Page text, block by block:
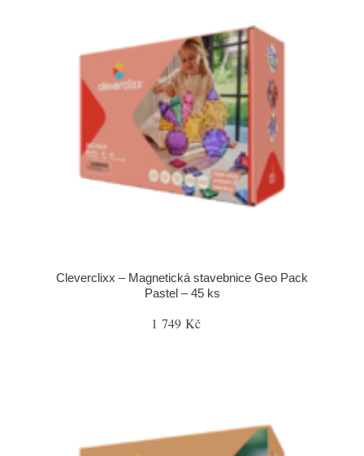
Cleverclixx – Magnetická stavebnice Geo Pack
Pastel – 45 ks
1 749 Kč